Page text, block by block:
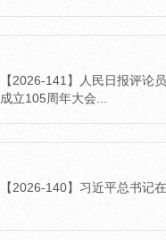
【2026-141】人民日报评
成立105周年大会...
【2026-140】习近平总书记